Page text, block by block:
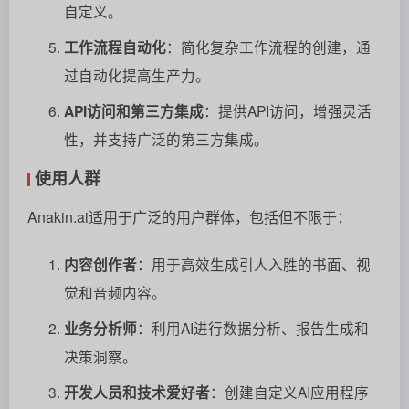
自定义。
工作流程自动化：简化复杂工作流程的创建，通
过自动化提高生产力。
API访问和第三方集成：提供API访问，增强灵活
性，并支持广泛的第三方集成。
使用人群
Anakin.ai适用于广泛的用户群体，包括但不限于：
内容创作者：用于高效生成引人入胜的书面、视
觉和音频内容。
业务分析师：利用AI进行数据分析、报告生成和
决策洞察。
开发人员和技术爱好者：创建自定义AI应用程序